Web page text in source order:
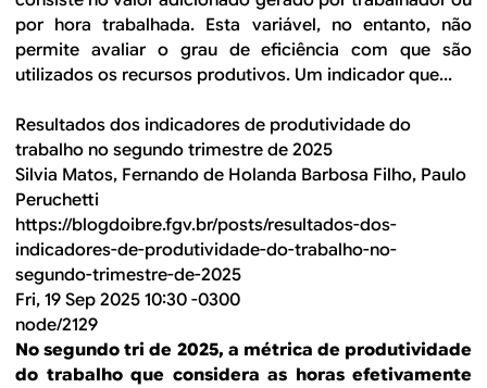
por hora trabalhada. Esta variável, no entanto, não
permite avaliar o grau de eficiência com que são
utilizados os recursos produtivos. Um indicador que...
Resultados dos indicadores de produtividade do
trabalho no segundo trimestre de 2025
Silvia Matos, Fernando de Holanda Barbosa Filho, Paulo
Peruchetti
https://blogdoibre.fgv.br/posts/resultados-dos-
indicadores-de-produtividade-do-trabalho-no-
segundo-trimestre-de-2025
Fri, 19 Sep 2025 10:30 -0300
node/2129
No segundo tri de 2025, a métrica de produtividade
do trabalho que considera as horas efetivamente